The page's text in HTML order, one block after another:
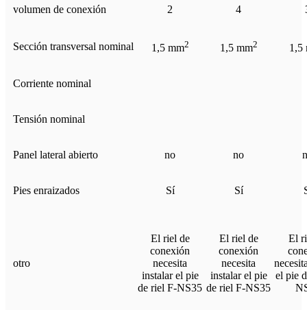
volumen de conexión 2 4
Sección transversal nominal 1,5 mm2 1,5 mm2 1,5
Corriente nominal
Tensión nominal
Panel lateral abierto no no
Pies enraizados Sí Sí
otro
El riel de
conexión
necesita
instalar el pie
de riel F-NS35
El riel de
conexión
necesita
instalar el pie
de riel F-NS35
El
el pie